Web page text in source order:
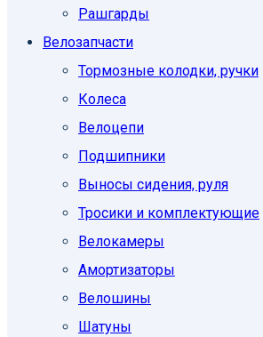
Рашгарды
Велозапчасти
Тормозные колодки, ручки
Колеса
Велоцепи
Подшипники
Выносы сидения, руля
Тросики и комплектующие
Велокамеры
Амортизаторы
Велошины
Шатуны